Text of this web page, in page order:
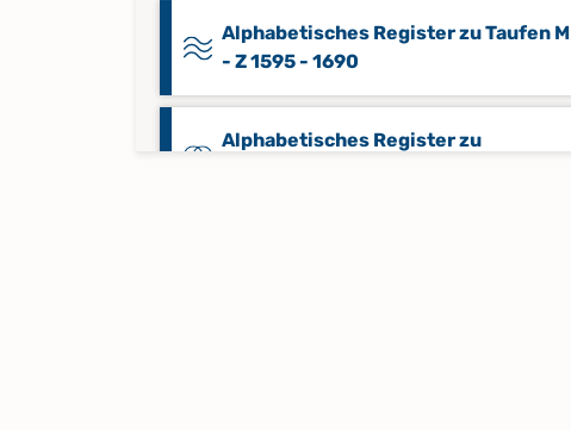
Alphabetisches Register zu Taufen M
- Z 1595 - 1690
Alphabetisches Register zu